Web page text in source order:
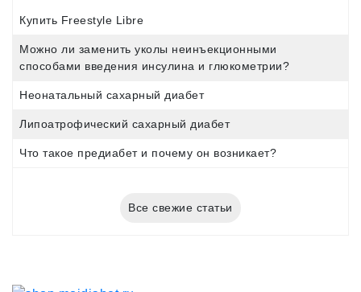
Купить Freestyle Libre
Можно ли заменить уколы неинъекционными
способами введения инсулина и глюкометрии?
Неонатальный сахарный диабет
Липоатрофический сахарный диабет
Что такое предиабет и почему он возникает?
Все свежие статьи